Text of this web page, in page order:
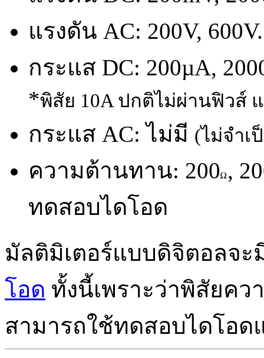
แรงดัน AC: 200V, 600V.
กระแส DC: 200µA,
*พิสัย 10A ปกติไม่ผ่านฟิวส์
กระแส AC: ไม่มี (ไม่จำเ
ความต้านทาน: 200 ,
ทดสอบไดโอด
มัลติมิเตอร์แบบดิจิตอลจ
โอด ทั้งนี้เพราะว่าพิสัยค
สามารถใช้ทดสอบไดโอ